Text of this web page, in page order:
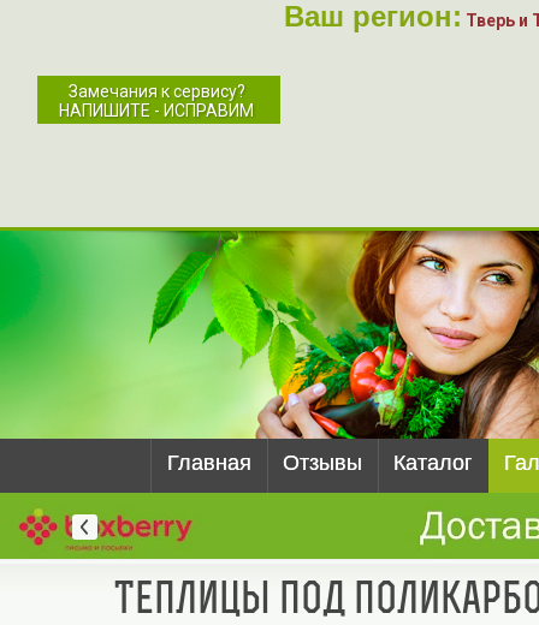
Ваш регион: Тверь и
Замечания к сервису?
НАПИШИТЕ - ИСПРАВИМ
Главная Отзывы Каталог
Теплицы под